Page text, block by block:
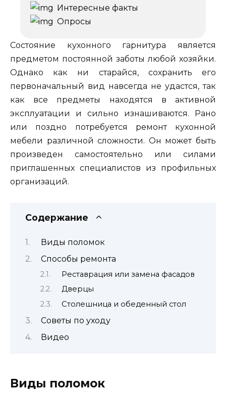
Интересные факты
Опросы
Состояние кухонного гарнитура является
предметом постоянной заботы любой хозяйки.
Однако как ни старайся, сохранить его
первоначальный вид навсегда не удастся, так
как все предметы находятся в активной
эксплуатации и сильно изнашиваются. Рано
или поздно потребуется ремонт кухонной
мебели различной сложности. Он может быть
произведен самостоятельно или силами
приглашенных специалистов из профильных
организаций.
Содержание
Виды поломок
Способы ремонта
Реставрация или замена фасадов
Дверцы
Столешница и обеденный стол
Советы по уходу
Видео
Виды поломок